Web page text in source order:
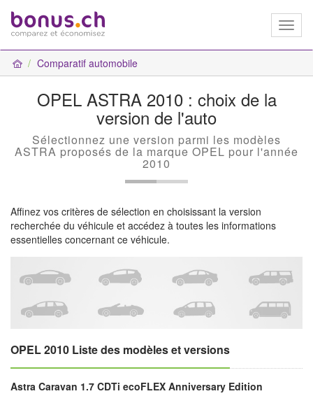
Comparatif automobile
OPEL ASTRA 2010 : choix de la
version de l'auto
Sélectionnez une version parmi les modèles
ASTRA proposés de la marque OPEL pour l'année
2010
Affinez vos critères de sélection en choisissant la version
recherchée du véhicule et accédez à toutes les informations
essentielles concernant ce véhicule.
OPEL 2010 Liste des modèles et versions
Astra Caravan 1.7 CDTi ecoFLEX Anniversary Edition